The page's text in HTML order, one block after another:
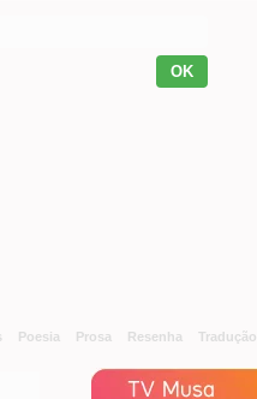
Poesia Prosa Resenha Tradução